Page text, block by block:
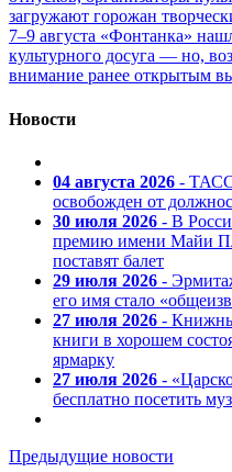
загружают горожан
7–9 августа «Фонтанка»
культурного досуга — но,
внимание ранее открытым
Новости
04 августа 2026 -
освобожден от
30 июля 2026 - В
премию имени Майи
поставят балет
29 июля 2026 -
его имя стало
27 июля 2026 -
книги в хорошем
ярмарку
27 июля 2026 -
бесплатно посетить
Предыдущие новости